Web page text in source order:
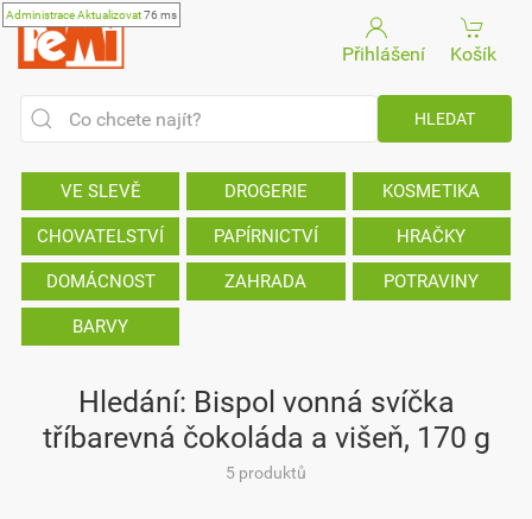
AdministraceAktualizovat76 ms
Přihlášení Košík
VE SLEVĚ DROGERIE KOSMETIKA
CHOVATELSTVÍ PAPÍRNICTVÍ HRAČKY
DOMÁCNOST ZAHRADA POTRAVINY
BARVY
Hledání: Bispol vonná svíčka
tříbarevná čokoláda a višeň, 170 g
5 produktů